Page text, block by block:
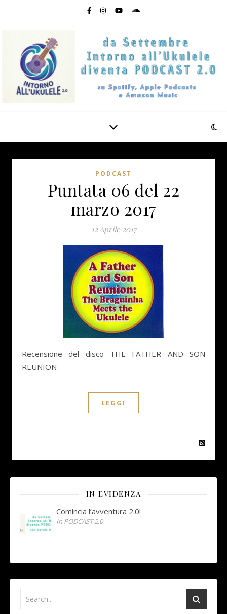
PODCAST
Puntata 06 del 22
marzo 2017
12 Aprile 2017
Recensione del disco THE FATHER AND SON
REUNION
LEGGI
IN EVIDENZA
Comincia l’avventura 2.0!
In PODCAST 2.0